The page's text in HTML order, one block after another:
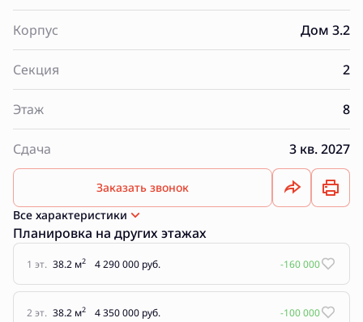
Корпус Дом 3.2
Секция 2
Этаж 8
Сдача 3 кв. 2027
Заказать звонок
Все характеристики
Планировка на других этажах
1 эт. 38.2 м2 4 290 000 руб. -160 000
2 эт. 38.2 м2 4 350 000 руб. -100 000